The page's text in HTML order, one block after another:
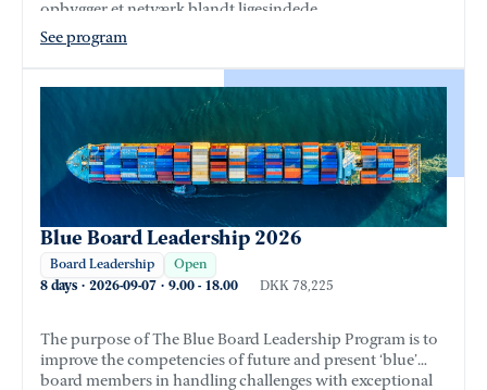
opbygger et netværk blandt ligesindede.
See program
Blue Board Leadership 2026
Board Leadership Open
8 days · 2026-09-07 · 9.00 - 18.00 DKK 78,225
The purpose of The Blue Board Leadership Program is to
improve the competencies of future and present ‘blue’
board members in handling challenges with exceptional